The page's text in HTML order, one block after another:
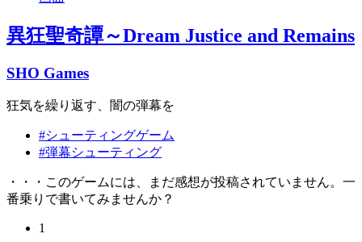
異狂聖奇譚～Dream Justice and Remains
SHO Games
狂気を繰り返す、闇の弾幕を
#シューティングゲーム
#弾幕シューティング
・・・このゲームには、まだ感想が投稿されていません。一
番乗りで書いてみませんか？
1